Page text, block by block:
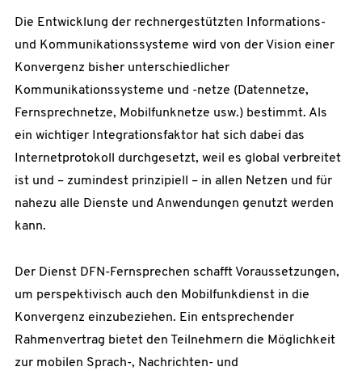
Die Entwicklung der rechnergestützten Informations-
und Kommunikationssysteme wird von der Vision einer
Konvergenz bisher unterschiedlicher
Kommunikationssysteme und -netze (Datennetze,
Fernsprechnetze, Mobilfunknetze usw.) bestimmt. Als
ein wichtiger Integrationsfaktor hat sich dabei das
Internetprotokoll durchgesetzt, weil es global verbreitet
ist und – zumindest prinzipiell – in allen Netzen und für
nahezu alle Dienste und Anwendungen genutzt werden
kann.
Der Dienst DFN-Fernsprechen schafft Voraussetzungen,
um perspektivisch auch den Mobilfunkdienst in die
Konvergenz einzubeziehen. Ein entsprechender
Rahmenvertrag bietet den Teilnehmern die Möglichkeit
zur mobilen Sprach-, Nachrichten- und